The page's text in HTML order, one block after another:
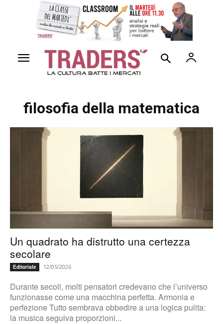
filosofia della matematica
Un quadrato ha distrutto una certezza
secolare
Editoriale 12/05/2026
Durante secoli, molti pensatori credevano che l’universo
funzionasse come una macchina perfetta. Armonia e
perfezione Tutto sembrava obbedire a una logica pulita:
la musica seguiva proporzioni...